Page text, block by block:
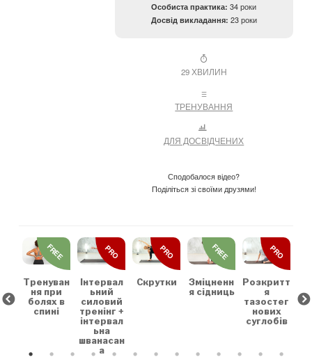
Особиста практика: 34 роки
Досвід викладання: 23 роки
29 ХВИЛИН
ТРЕНУВАННЯ
ДЛЯ ДОСВІДЧЕНИХ
Сподобалося відео?
Поділіться зі своїми друзями!
Тренуван
ня при
болях в
спині
FREE
Інтервал
ьний
силовий
тренінг +
інтервал
ьна
шванасан
а
PRO
Скрутки
PRO
Зміцненн
я сідниць
FREE
Розкритт
я
тазостег
нових
суглобів
PRO